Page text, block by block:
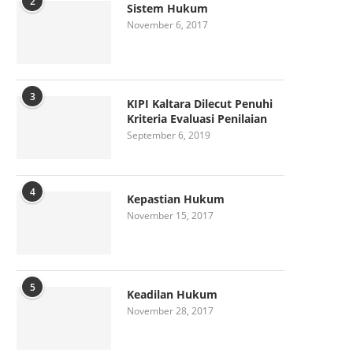
Sistem Hukum
November 6, 2017
3
KIPI Kaltara Dilecut Penuhi
Kriteria Evaluasi Penilaian
September 6, 2019
4 Kepastian Hukum
November 15, 2017
5 Keadilan Hukum
November 28, 2017